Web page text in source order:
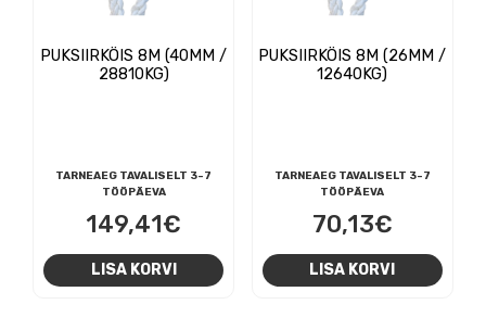
PUKSIIRKÖIS 8M (40MM /
28810KG)
TARNEAEG TAVALISELT 3-7
TÖÖPÄEVA
149,41€
LISA KORVI
PUKSIIRKÖIS 8M (26MM /
12640KG)
TARNEAEG TAVALISELT 3-7
TÖÖPÄEVA
70,13€
LISA KORVI